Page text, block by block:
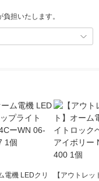
担いたします。
電機 LEDクリ
【アウトレッ